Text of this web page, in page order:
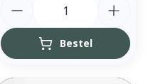
Bestel